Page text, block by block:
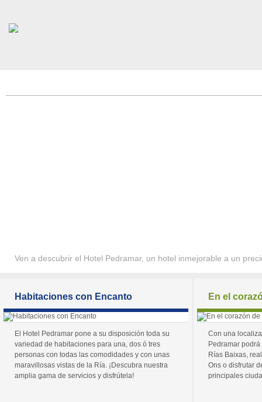
Ven a descubrir el Hotel Pedramar, un hotel inmejorable a un
Habitaciones con Encanto
El Hotel Pedramar pone a su disposición toda su
variedad de habitaciones para una, dos ó tres
personas con todas las comodidades y con unas
maravillosas vistas de la Ría. ¡Descubra nuestra
amplia gama de servicios y disfrútela!
En el
Con una
Pedramar
Rías Baixas,
Ons o disfrutar
principales